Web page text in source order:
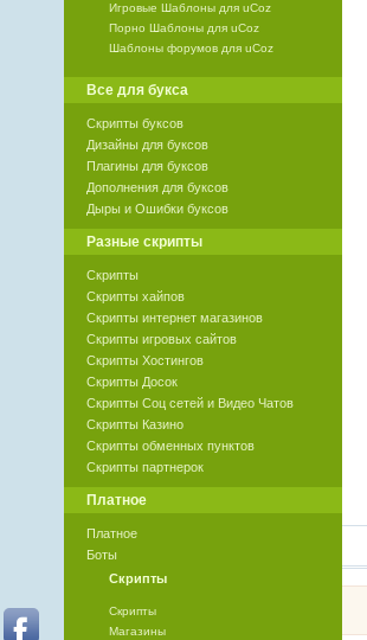
Игровые Шаблоны для uCoz
Порно Шаблоны для uCoz
Шаблоны форумов для uCoz
Все для букса
Скрипты буксов
Дизайны для буксов
Плагины для буксов
Дополнения для буксов
Дыры и Ошибки буксов
Разные скрипты
Скрипты
Скрипты хайпов
Скрипты интернет магазинов
Скрипты игровых сайтов
Скрипты Хостингов
Скрипты Досок
Скрипты Соц сетей и Видео Чатов
Скрипты Казино
Скрипты обменных пунктов
Скрипты партнерок
Платное
Платное
Боты
Скрипты
Скрипты
Магазины